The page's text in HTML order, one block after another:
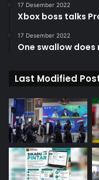
17 Desember 2022
Xbox boss talks
17 Desember 2022
One swallow
Last Modified